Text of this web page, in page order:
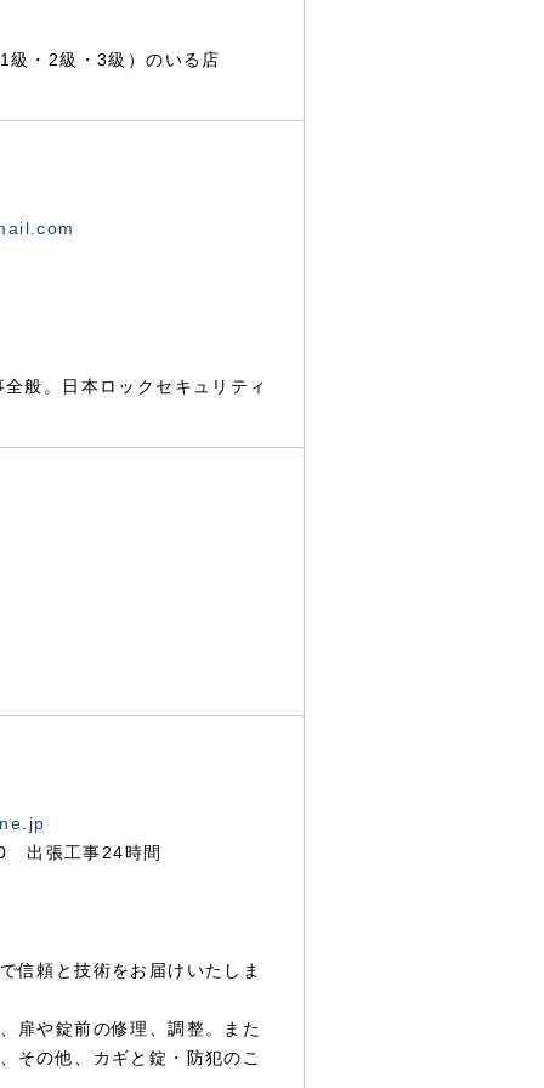
・2級・3級）のいる店
般。日本ロックセキュリティ
出張工事24時間
信頼と技術をお届けいたしま
扉や錠前の修理、調整。また
その他、カギと錠・防犯のこ